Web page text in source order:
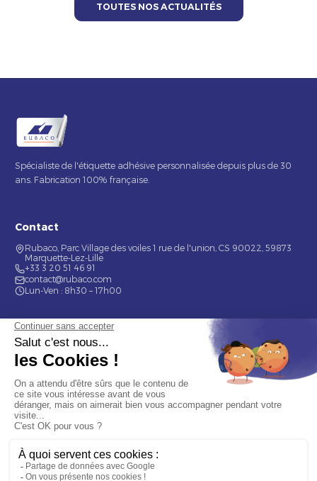
TOUTES NOS ACTUALITÉS
Spécialiste de l'étiquette adhésive personnalisée depuis plus de 30
ans. Fabrication 100% française.
Contact
Rubaco, Parc Village des voiles 1 rue de l'union, CS 90022, 59873
Marquette-Lez-Lille
+33 3 20 51 46 91
contact@rubaco.com
Lun-Ven : 8h30 – 17h00
Nos services
Étiquette alimentaire
Étiquette de bouteilles
Informations
Mentions légales
À propos
Nous contacter